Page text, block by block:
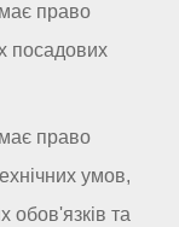
право
посадових
право
умов,
обов'язків та